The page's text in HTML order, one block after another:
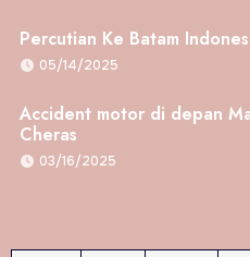
Percutian Ke Batam
05/14/2025
Accident motor di depan
Cheras
03/16/2025